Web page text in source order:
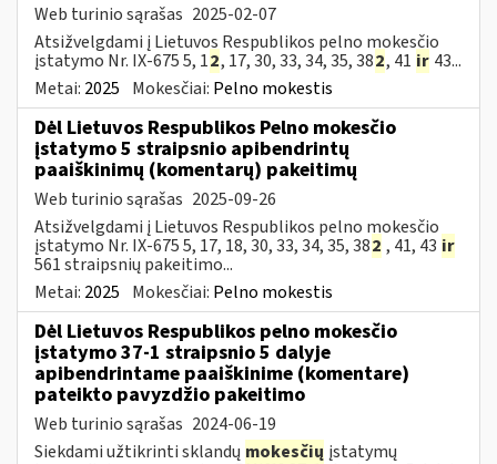
Web turinio sąrašas 2025-02-07
Atsižvelgdami į Lietuvos Respublikos pelno mokesčio
įstatymo Nr. IX-675 5, 12, 17, 30, 33, 34, 35, 382, 41 ir 43...
Metai: 2025 Mokesčiai: Pelno mokestis
Dėl Lietuvos Respublikos Pelno mokesčio
įstatymo 5 straipsnio apibendrintų
paaiškinimų (komentarų) pakeitimų
Web turinio sąrašas 2025-09-26
Atsižvelgdami į Lietuvos Respublikos pelno mokesčio
įstatymo Nr. IX-675 5, 17, 18, 30, 33, 34, 35, 382 , 41, 43 ir
561 straipsnių pakeitimo...
Metai: 2025 Mokesčiai: Pelno mokestis
Dėl Lietuvos Respublikos pelno mokesčio
įstatymo 37-1 straipsnio 5 dalyje
apibendrintame paaiškinime (komentare)
pateikto pavyzdžio pakeitimo
Web turinio sąrašas 2024-06-19
Siekdami užtikrinti sklandų mokesčių įstatymų